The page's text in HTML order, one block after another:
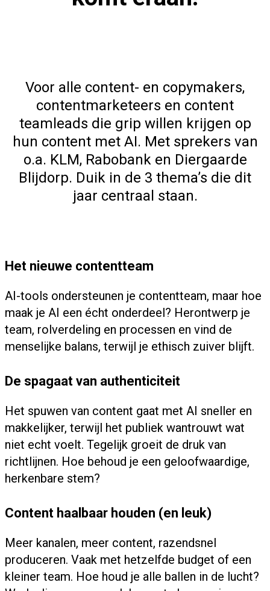
Voor alle content- en copymakers,
contentmarketeers en content
teamleads die grip willen krijgen op
hun content met AI. Met sprekers van
o.a. KLM, Rabobank en Diergaarde
Blijdorp. Duik in de 3 thema’s die dit
jaar centraal staan.
Het nieuwe contentteam
AI-tools ondersteunen je contentteam, maar hoe
maak je AI een écht onderdeel? Herontwerp je
team, rolverdeling en processen en vind de
menselijke balans, terwijl je ethisch zuiver blijft.
De spagaat van authenticiteit
Het spuwen van content gaat met AI sneller en
makkelijker, terwijl het publiek wantrouwt wat
niet echt voelt. Tegelijk groeit de druk van
richtlijnen. Hoe behoud je een geloofwaardige,
herkenbare stem?
Content haalbaar houden (en leuk)
Meer kanalen, meer content, razendsnel
produceren. Vaak met hetzelfde budget of een
kleiner team. Hoe houd je alle ballen in de lucht?